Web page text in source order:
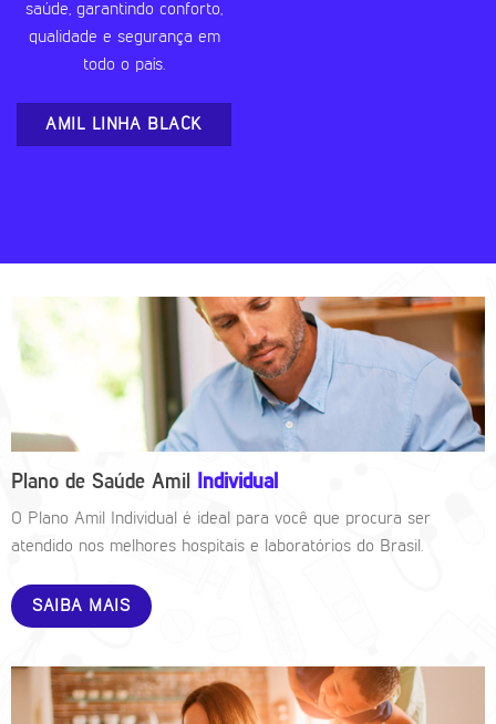
saúde, garantindo conforto,
qualidade e segurança em
todo o país.
AMIL LINHA BLACK
Plano de Saúde Amil Individual
O Plano Amil Individual é ideal para você que procura ser
atendido nos melhores hospitais e laboratórios do Brasil.
SAIBA MAIS